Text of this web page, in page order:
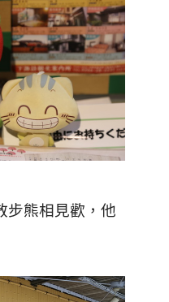
步熊相見歡，他